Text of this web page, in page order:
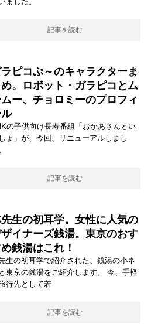
記事を読む
ラピコぷ～のキャラクターま
め。ロボット・ガラピコとム
ー、チョロミーのプロフィ
の子供向け長寿番組「おかあさんとい
ょ」が、今回、リニューアルしまし
記事を読む
生の初耳学。女性に人気の
イナーズ銭湯。東京のおす
銭湯はこれ！
生の初耳学で紹介された、銭湯の小ネ
東京の銭湯をご紹介します。 今、手軽
行先として若
記事を読む